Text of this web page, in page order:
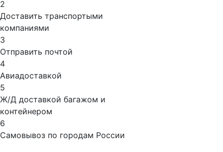
2
Доставить транспортыми
компаниями
3
Отправить почтой
4
Авиадоставкой
5
Ж/Д доставкой багажом и
контейнером
6
Самовывоз по городам России